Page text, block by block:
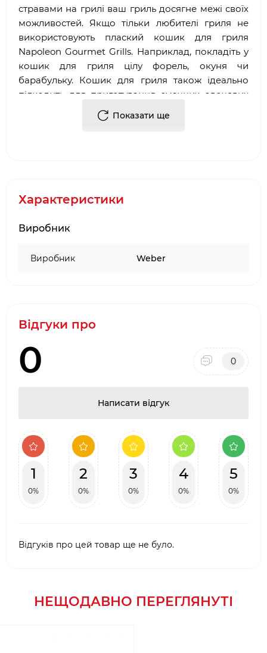
стравами на грилі ваш гриль досягне межі своїх
можливостей. Якщо тільки любителі гриля не
використовують плаский кошик для гриля
Napoleon Gourmet Grills. Наприклад, покладіть у
кошик для гриля цілу форель, окуня чи
барабульку. Кошик для гриля також ідеально
підходить для приготування смачних овочевих
страв. Або просто приготуйте баклажани та
овочеві скибочки.
Показати ще
Характеристики
Виробник
Виробник Weber
Відгуки про
0 0
Написати відгук
1
0%
2
0%
3
0%
4
0%
5
0%
Відгуків про цей товар ще не було.
НЕЩОДАВНО ПЕРЕГЛЯНУТІ